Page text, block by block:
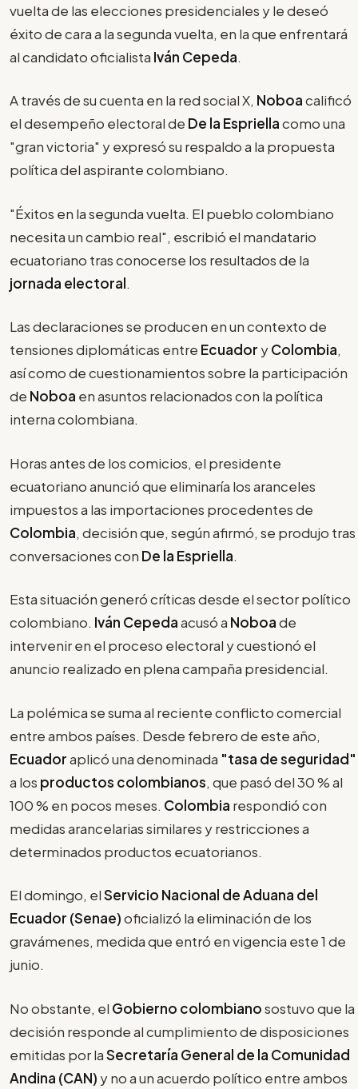
vuelta de las elecciones presidenciales y le deseó
éxito de cara a la segunda vuelta, en la que enfrentará
al candidato oficialista Iván Cepeda.
A través de su cuenta en la red social X, Noboacalificó
el desempeño electoral de De la Espriellacomo una
"gran victoria" y expresó su respaldo a la propuesta
política del aspirante colombiano.
"Éxitos en la segunda vuelta. El pueblo colombiano
necesita un cambio real", escribió el mandatario
ecuatoriano tras conocerse los resultados de la
jornada electoral.
Las declaraciones se producen en un contexto de
tensiones diplomáticas entre Ecuador yColombia,
así como de cuestionamientos sobre la participación
de Noboa en asuntos relacionados con la política
interna colombiana.
Horas antes de los comicios, el presidente
ecuatoriano anunció que eliminaría los aranceles
impuestos a las importaciones procedentes de
Colombia, decisión que, según afirmó, se produjo tras
conversaciones con De la Espriella.
Esta situación generó críticas desde el sector político
colombiano. Iván Cepedaacusó a Noboade
intervenir en el proceso electoral y cuestionó el
anuncio realizado en plena campaña presidencial.
La polémica se suma al reciente conflicto comercial
entre ambos países. Desde febrero de este año,
Ecuadoraplicó una denominada "tasa de seguridad"
a los productos colombianos, que pasó del 30 % al
100 % en pocos meses. Colombia respondió con
medidas arancelarias similares y restricciones a
determinados productos ecuatorianos.
El domingo, elServicio Nacional de Aduana del
Ecuador (Senae)oficializó la eliminación de los
gravámenes, medida que entró en vigencia este 1 de
junio.
No obstante, el Gobierno colombianosostuvo que la
decisión responde al cumplimiento de disposiciones
emitidas por laSecretaría General de la Comunidad
Andina (CAN) y no a un acuerdo político entre ambos